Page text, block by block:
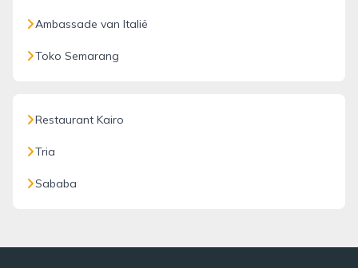
Ambassade van Italië
Toko Semarang
Restaurant Kairo
Tria
Sababa